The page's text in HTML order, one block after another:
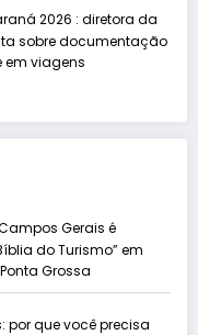
2026 : diretora da
sobre documentação
em viagens
Gerais é
do Turismo” em
Grossa
por que você precisa